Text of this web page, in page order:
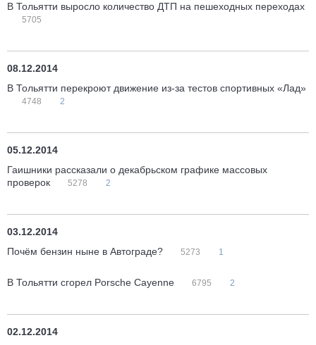
В Тольятти выросло количество ДТП на пешеходных переходах
5705
08.12.2014
В Тольятти перекроют движение из-за тестов спортивных «Лад»
4748 2
05.12.2014
Гаишники рассказали о декабрьском графике массовых
проверок
5278 2
03.12.2014
Почём бензин ныне в Автограде?
5273 1
В Тольятти сгорел Porsche Cayenne 6795 2
02.12.2014